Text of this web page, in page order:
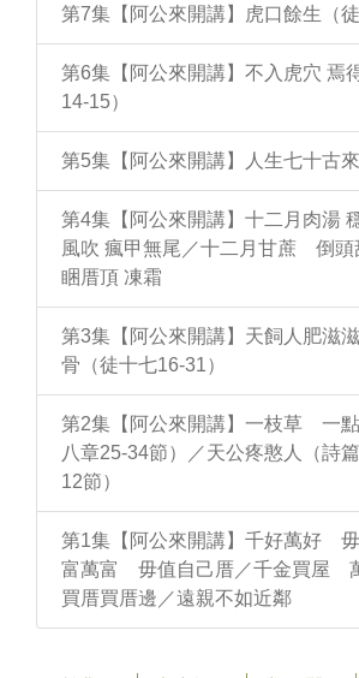
第7集【阿公來開講】虎口餘生（徒
第6集【阿公來開講】不入虎穴 焉
14-15）
第5集【阿公來開講】人生七十古
第4集【阿公來開講】十二月肉湯
風吹 瘋甲無尾／十二月甘蔗 倒頭
睏厝頂 凍霜
第3集【阿公來開講】天飼人肥滋
骨（徒十七16-31）
第2集【阿公來開講】一枝草 一
八章25-34節）／天公疼憨人（詩
12節）
第1集【阿公來開講】千好萬好
富萬富 毋值自己厝／千金買屋
買厝買厝邊／遠親不如近鄰